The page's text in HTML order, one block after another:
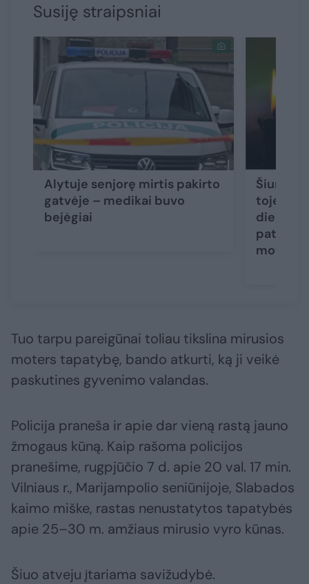
Susiję straipsniai
Alytuje senjorę mirtis pakirto
gatvėje – medikai buvo
bejėgiai
Šiurpūs
toje
dieną
paties
moterys
Tuo tarpu pareigūnai toliau tikslina mirusios
moters tapatybę, bando atkurti, ką ji veikė
paskutines gyvenimo valandas.
Policija praneša ir apie dar vieną rastą jauno
žmogaus kūną. Kaip rašoma policijos
pranešime, rugpjūčio 7 d. apie 20 val. 17 min.
Vilniaus r., Marijampolio seniūnijoje, Slabados
kaimo miške, rastas nenustatytos tapatybės
apie 25–30 m. amžiaus mirusio vyro kūnas.
Šiuo atveju įtariama savižudybė.